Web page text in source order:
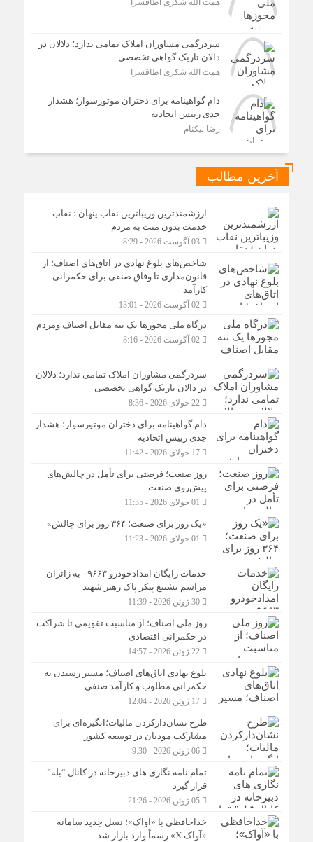
همت الله شکری اطاقسرا
سردرگمی مشاوران املاک تمامی ندارد؛ دلالان در
دالان تاریک گواهی تخصصی
همت الله شکری اطاقسرا
دام گواهینامه برای دختران موتورسوار؛ هشدار
جدی رییس اتحادیه
رضا نیکنام
آخرین مطالب
ارزشمندترین وزیباترین نقاب پنهان ؛ نقاب
خدمت بدون منت به مردم
03 آگوست 2026 - 8:29
شاخص‌های بلوغ نهادی در اتاق‌های اصناف؛ از
قانون‌مداری تا وفاق صنفی برای حکمرانی
کارآمد
02 آگوست 2026 - 13:01
درگاه ملی مجوزها یک تنه مقابل اصناف ومردم
02 آگوست 2026 - 8:16
سردرگمی مشاوران املاک تمامی ندارد؛ دلالان
در دالان تاریک گواهی تخصصی
22 جولای 2026 - 8:36
دام گواهینامه برای دختران موتورسوار؛ هشدار
جدی رییس اتحادیه
17 جولای 2026 - 11:42
روز صنعت؛ فرصتی برای تأمل در چالش‌های
پیش‌روی صنعت
«یک روز برای صنعت؛ ۳۶۴ روز برای چالش»
خدمات رایگان امدادخودرو ۰۹۶۶۳ به زائران
مراسم تشییع پیکر پاک رهبر شهید
30 ژوئن 2026 - 11:39
روز ملی اصناف؛ از مناسبت تقویمی تا شراکت
در حکمرانی اقتصادی
22 ژوئن 2026 - 14:57
بلوغ نهادی اتاق‌های اصناف؛ مسیر رسیدن به
حکمرانی مطلوب و کارآمد صنفی
17 ژوئن 2026 - 12:04
طرح نشان‌دارکردن مالیات؛انگیزه‌ای برای
مشارکت مودیان در توسعه کشور
06 ژوئن 2026 - 9:30
تمام نامه نگاری های دبیرخانه در کانال “بله”
قرار گیرد
05 ژوئن 2026 - 21:26
خداحافظی با «آواک»؛ نسل جدید سامانه
«آواک X» رسماً وارد بازار شد